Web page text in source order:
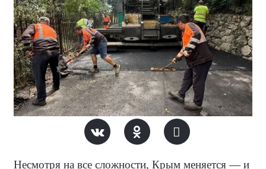
Несмотря на все сложности, Крым меняется — и